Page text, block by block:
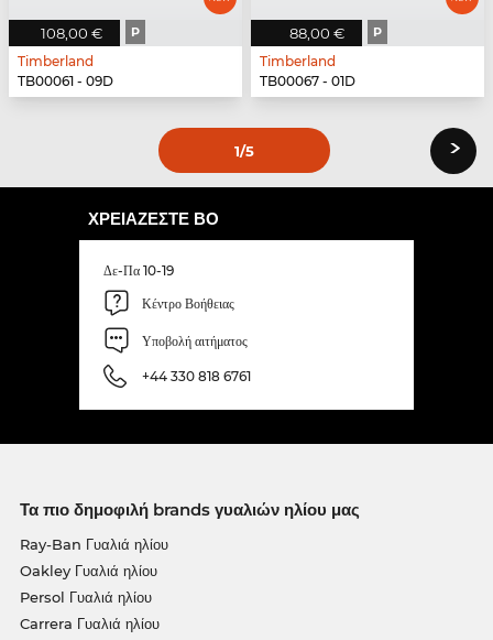
108,00 € P
Timberland
TB00061 - 09D
88,00 € P
Timberland
TB00067 - 01D
1/5 ›
ΧΡΕΙΆΖΕΣΤΕ ΒΟ
Δε-Πα 10-19
Κέντρο Βοήθειας
Υποβολή αιτήματος
+44 330 818 6761
Τα πιο δημοφιλή brands γυαλιών ηλίου μας
Ray-Ban Γυαλιά ηλίου
Oakley Γυαλιά ηλίου
Persol Γυαλιά ηλίου
Carrera Γυαλιά ηλίου